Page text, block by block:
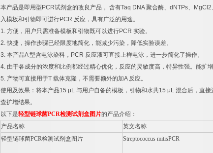
本产品是即用型 PCR试剂盒的改良产品， 含有Taq DNA聚合酶、 dNTPs、 MgCl2
入模板和引物即可进行PCR 反应，具有广泛的用途。
1. 方便，用户只需准备模板和引物既可以进行PCR 实验。
2.快捷，操作步骤已经限度地简化，能减少污染，降低实验误差。
3. 本产品A型含电泳染料， PCR 反应液可直接上样电泳，进一步简化了操作。
4. 由于各成分的浓度和比例都经过精心优化，反应的灵敏度高，特异性强。能扩
5. 产物可直接用于T 载体克隆，不需要额外的加A 反应。
使用及效果：将本产品15 μL 与用户自备的模板，引物和水共15 μL 混合后，直接
查扩增结果。
以下是轻型链球菌PCR检测试剂盒图片的产品介绍：
产品名称
英文名称
轻型链球菌PCR检测试剂盒图片 Streptococcus mitisPCR